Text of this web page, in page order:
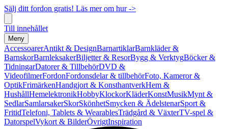
Sälj ditt fordon gratis! Läs mer om hur ->
Till innehållet
Meny
AccessoarerAntikt & DesignBarnartiklarBarnkläder &
BarnskorBarnleksakerBiljetter & ResorBygg & VerktygBöcker &
TidningarDatorer & TillbehörDVD &
VideofilmerFordonFordonsdelar & tillbehörFoto, Kameror &
OptikFrimärkenHandgjort & KonsthantverkHem &
HushållHemelektronikHobbyKlockorKläderKonstMusikMynt &
SedlarSamlarsakerSkorSkönhetSmycken & ÄdelstenarSport &
FritidTelefoni, Tablets & WearablesTrädgård & VäxterTV-spel &
DatorspelVykort & BilderÖvrigtInspiration